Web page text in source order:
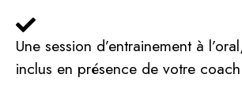
Une session d’entrainement à
inclus en présence de votre coach